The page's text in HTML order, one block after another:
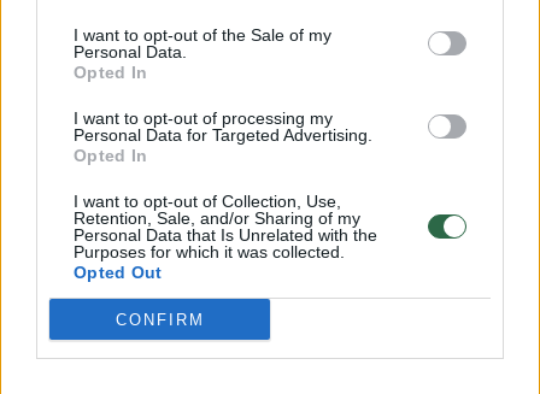
I want to opt-out of the Sale of my
Personal Data.
Opted In
I want to opt-out of processing my
Personal Data for Targeted Advertising.
Opted In
I want to opt-out of Collection, Use,
Retention, Sale, and/or Sharing of my
Personal Data that Is Unrelated with the
Purposes for which it was collected.
Opted Out
CONFIRM
Verslas Rinkos pulsas
10,55 euro už dantų pastą sukėlė